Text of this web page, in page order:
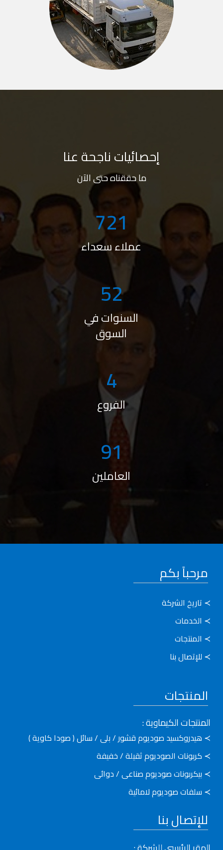
إحصائيات ناجحة عنا
ما حققناه حتى الآن
882
عملاء سعداء
64
السنوات في
السوق
4
الفروع
111
العاملين
مرحباً بكم
≻ تاريخ الشركة
≻ الخدمات
≻ المنتجات
≻ للإتصال بنا
المنتجات
المنتجات الكيماوية :
≻ هيدروكسيد صوديوم قشور / بلى / سائل ( صودا كاوية )
≻ كربونات الصوديوم ثقيلة / خفيفة
≻ بيكربونات صوديوم صناعى / دوائى
≻ سلفات صوديوم لامائية
للإتصال بنا